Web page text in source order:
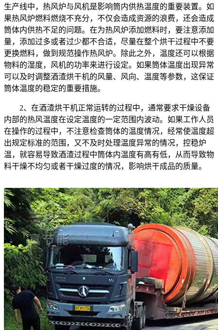
生产线中，热风炉与风机是影响筒内供热温度的重要装置。如
果热风炉燃料燃烧不充分，不仅会造成资源的浪费，还会造成
筒体内供热不足的问题。在为热风炉添加燃料时，要注意添加
量，添加过多或者过少都不合适，尽量在整个烘干过程中不要
更换燃料，做到规范操作热风炉。除此之外，温度还可以根据
物料的湿度，风机的功率来进行设定。如果筒体温度出现异常
可以及时调整酒渣烘干机的风量、风向、温度等参数，这保证
筒体温度的稳定的重要措施。
2、在酒渣烘干机正常运转的过程中，通常要求干燥设备
内部的热风温度在设定温度的一定范围内波动。如果工作人员
在操作的过程中，不注意检查筒体的温度情况，经常使温度超
出规定标准的范围，又不及时处理温度异常的情况，控稳炉
温，就容易导致酒渣过程中筒体内温度有高有低，从而导致物
料干燥不均匀或者干燥过度的情况，影响烘干成品的质量。